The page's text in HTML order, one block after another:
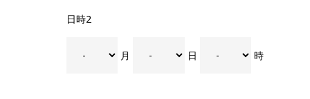
日時2
月 日 時